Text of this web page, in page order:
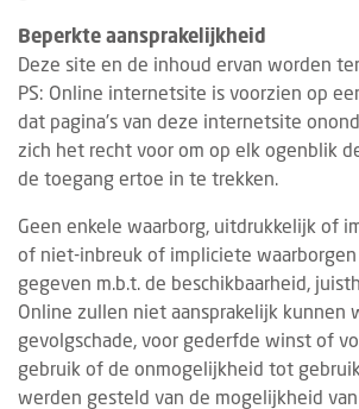
Beperkte aansprakelijkheid
Deze site en de inhoud ervan worden
PS: Online internetsite is voorzien op
dat pagina's van deze internetsite
zich het recht voor om op elk ogenblik
de toegang ertoe in te trekken.
Geen enkele waarborg, uitdrukkelijk of
of niet-inbreuk of impliciete
gegeven m.b.t. de beschikbaarheid,
Online zullen niet aansprakelijk
gevolgschade, voor gederfde winst of
gebruik of de onmogelijkheid tot
werden gesteld van de mogelijkheid